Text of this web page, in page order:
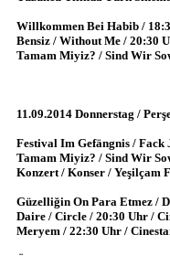
Willkommen Bei Habib /
Bensiz / Without Me / 20:30
Tamam Miyiz? / Sind Wir
11.09.2014 Donnerstag /
Festival Im Gefängnis /
Tamam Miyiz? / Sind Wir
Konzert / Konser / Yeşilçam
Güzelliğin On Para Etmez /
Daire / Circle / 20:30 Uhr /
Meryem / 22:30 Uhr /